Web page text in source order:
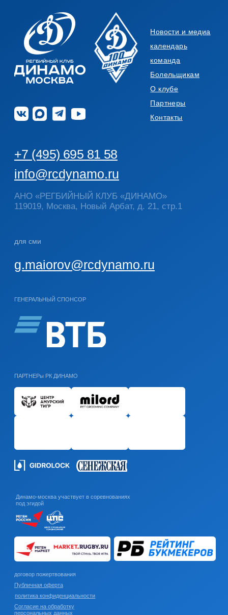
komarova digital
Динамо-москва участвует в соревнованиях
под эгидой
Согласие на обработку
персональных данных